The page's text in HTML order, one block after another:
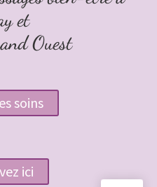
et
Ouest
soins
ici